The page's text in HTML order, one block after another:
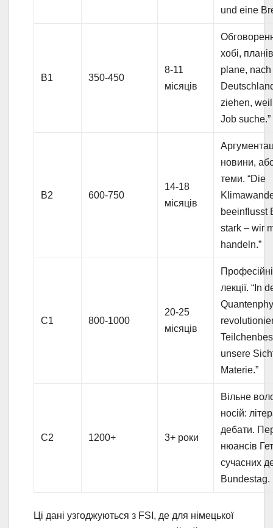
und eine
B1 350-450
8-11
місяців
хобі,
plane, nach
ziehen,
Job suche.”
B2 600-750
14-18
місяців
новини,
теми. “Die
beeinflusst
stark – wir
handeln.”
C1 800-1000
20-25
місяців
Професійні
лекції. “In
unsere
Materie.”
C2 1200+ 3+ роки
Вільне
носій:
дебати.
нюансів
сучасних
Bundestag.
Ці дані узгоджуються з FSI, де для німецької